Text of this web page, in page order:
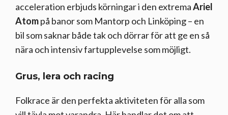
acceleration erbjuds körningar i den extremaAriel
Atompå banor som Mantorp och Linköping – en
bil som saknar både tak och dörrar för att ge en så
nära och intensiv fartupplevelse som möjligt.
Grus, lera och racing
Folkrace är den perfekta aktiviteten för alla som